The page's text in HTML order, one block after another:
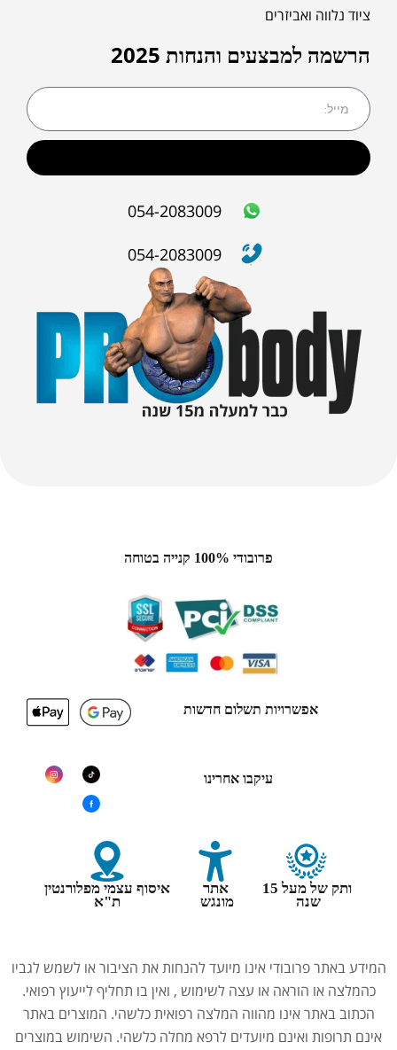
ציוד נלווה ואביזרים
הרשמה למבצעים והנחות 2025
054-2083009
054-2083009
פרובודי 100% קנייה בטוחה
אפשרויות תשלום חדשות
עיקבו אחרינו
ותק של מעל 15
שנה
אתר
מונגש
איסוף עצמי מפלורנטין
ת"א
המידע באתר פרובודי אינו מיועד להנחות את הציבור או לשמש לגביו
כהמלצה או הוראה או עצה לשימוש , ואין בו תחליף לייעוץ רפואי.
הכתוב באתר אינו מהווה המלצה רפואית כלשהי. המוצרים באתר
אינם תרופות ואינם מיועדים לרפא מחלה כלשהי. השימוש במוצרים